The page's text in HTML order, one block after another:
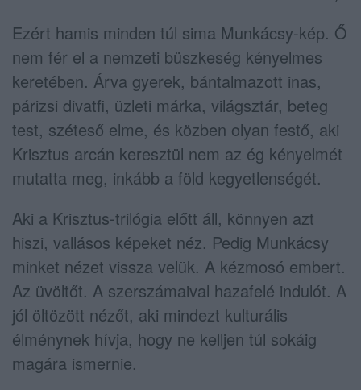
Ezért hamis minden túl sima Munkácsy-kép. Ő
nem fér el a nemzeti büszkeség kényelmes
keretében. Árva gyerek, bántalmazott inas,
párizsi divatfi, üzleti márka, világsztár, beteg
test, széteső elme, és közben olyan festő, aki
Krisztus arcán keresztül nem az ég kényelmét
mutatta meg, inkább a föld kegyetlenségét.
Aki a Krisztus-trilógia előtt áll, könnyen azt
hiszi, vallásos képeket néz. Pedig Munkácsy
minket nézet vissza velük. A kézmosó embert.
Az üvöltőt. A szerszámaival hazafelé indulót. A
jól öltözött nézőt, aki mindezt kulturális
élménynek hívja, hogy ne kelljen túl sokáig
magára ismernie.